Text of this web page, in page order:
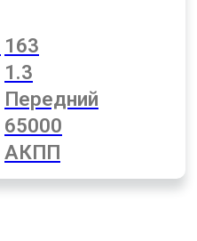
163
1.3
Передний
65000
АКПП